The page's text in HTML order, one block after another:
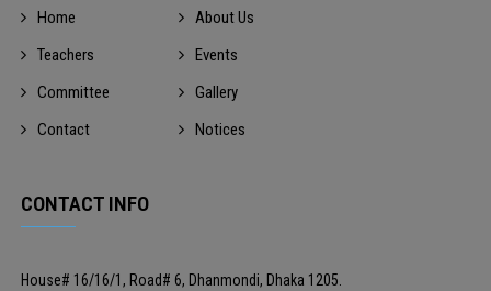
Home
About Us
Teachers
Events
Committee
Gallery
Contact
Notices
CONTACT INFO
House# 16/16/1, Road# 6, Dhanmondi, Dhaka 1205.